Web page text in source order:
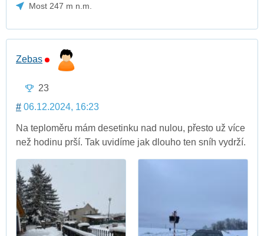
Most 247 m n.m.
Zebas
23
# 06.12.2024, 16:23
Na teploměru mám desetinku nad nulou, přesto už více
než hodinu prší. Tak uvidíme jak dlouho ten sníh vydrží.